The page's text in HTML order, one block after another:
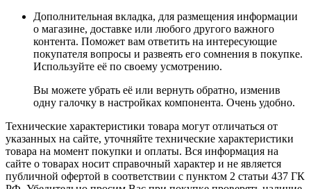
Дополнительная вкладка, для размещения информации
о магазине, доставке или любого другого важного
контента. Поможет вам ответить на интересующие
покупателя вопросы и развеять его сомнения в покупке.
Используйте её по своему усмотрению.
Вы можете убрать её или вернуть обратно, изменив
одну галочку в настройках компонента. Очень удобно.
Технические характеристики товара могут отличаться от
указанных на сайте, уточняйте технические характеристики
товара на момент покупки и оплаты. Вся информация на
сайте о товарах носит справочный характер и не является
публичной офертой в соответствии с пунктом 2 статьи 437 ГК